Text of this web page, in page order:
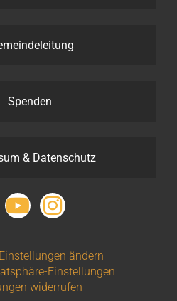
Spenden
& Datenschutz
ändern
Einstellungen
widerrufen